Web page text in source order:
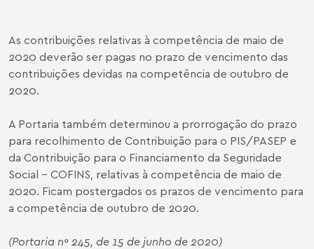
As contribuições relativas à competência de maio de
2020 deverão ser pagas no prazo de vencimento das
contribuições devidas na competência de outubro de
2020.
A Portaria também determinou a prorrogação do prazo
para recolhimento de Contribuição para o PIS/PASEP e
da Contribuição para o Financiamento da Seguridade
Social – COFINS, relativas à competência de maio de
2020. Ficam postergados os prazos de vencimento para
a competência de outubro de 2020.
(Portaria nº 245, de 15 de junho de 2020)